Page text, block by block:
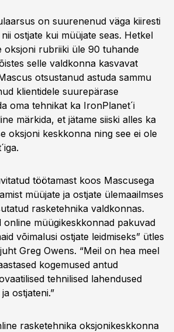
on suurenenud väga kiiresti
ostjate kui müüjate seas. Hetkel
oksjoni rubriiki üle 90 tuhande
selle valdkonna kasvavat
otsustanud astuda sammu
klientidele suurepärase
oma tehnikat ka IronPlanet´i
märkida, et jätame siiski alles ka
oksjoni keskkonna ning see ei ole
töötamast koos Mascusega
müüjate ja ostjate ülemaailmses
rasketehnika valdkonnas.
online müügikeskkonnad pakuvad
võimalusi ostjate leidmiseks” ütles
Greg Owens. “Meil on hea meel
kogemused antud
tehnilised lahendused
ostjateni.”
rasketehnika oksjonikeskkonna